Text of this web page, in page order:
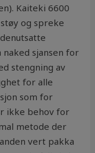
Kaiteki 6600
og spreke
naked sjansen for
stengning av
for alle
som for
ikke behov for
metode der
vert pakka